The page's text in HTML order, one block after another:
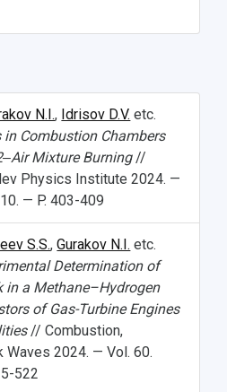
N.I., Idrisov D.V. etc.
Combustion Chambers
Mixture Burning//
Physics Institute 2024. —
— P. 403-409
S.S.,Gurakov N.I. etc.
Determination of
in a Methane–Hydrogen
of Gas-Turbine Engines
// Combustion,
Waves 2024. — Vol. 60.
522